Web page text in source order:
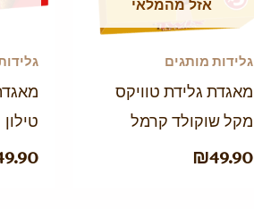
אזל מהמלאי
גלידות מותגים
מאגדת גלידת טוויקס
מקל שוקולד קרמל
₪49.90
טילון